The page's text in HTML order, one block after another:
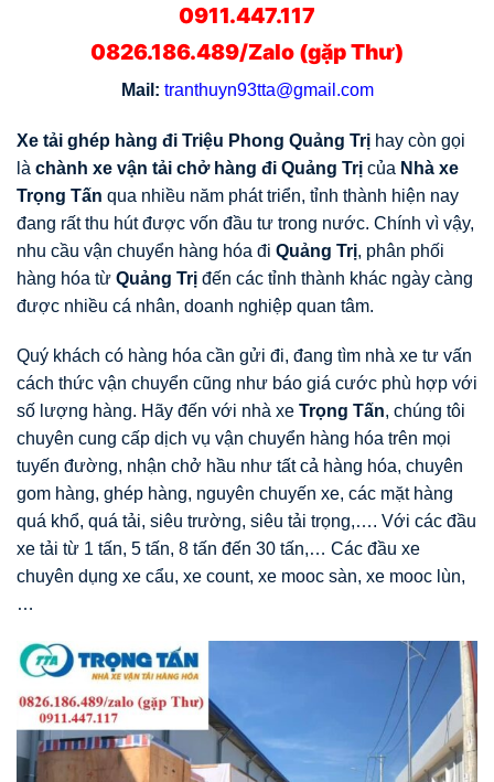
0911.447.117
0826.186.489/Zalo (gặp Thư)
Mail: tranthuyn93tta@gmail.com
Xe tải ghép hàng đi Triệu Phong Quảng Trị hay còn gọi
là chành xe vận tải chở hàng đi Quảng Trị của Nhà xe
Trọng Tấn qua nhiều năm phát triển, tỉnh thành hiện nay
đang rất thu hút được vốn đầu tư trong nước. Chính vì vậy,
nhu cầu vận chuyển hàng hóa đi Quảng Trị, phân phối
hàng hóa từ Quảng Trị đến các tỉnh thành khác ngày càng
được nhiều cá nhân, doanh nghiệp quan tâm.
Quý khách có hàng hóa cần gửi đi, đang tìm nhà xe tư vấn
cách thức vận chuyển cũng như báo giá cước phù hợp với
số lượng hàng. Hãy đến với nhà xe Trọng Tấn, chúng tôi
chuyên cung cấp dịch vụ vận chuyển hàng hóa trên mọi
tuyến đường, nhận chở hầu như tất cả hàng hóa, chuyên
gom hàng, ghép hàng, nguyên chuyến xe, các mặt hàng
quá khổ, quá tải, siêu trường, siêu tải trọng,…. Với các đầu
xe tải từ 1 tấn, 5 tấn, 8 tấn đến 30 tấn,… Các đầu xe
chuyên dụng xe cẩu, xe count, xe mooc sàn, xe mooc lùn,
…